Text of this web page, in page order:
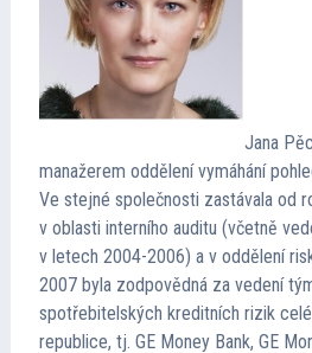
Jana
manažerem oddělení vymáhání
Ve stejné společnosti zastávala od
v oblasti interního auditu (včetně
v letech 2004-2006) a v oddělení
2007 byla zodpovědná za vedení
spotřebitelských kreditních rizik celé
republice, tj. GE Money Bank, GE